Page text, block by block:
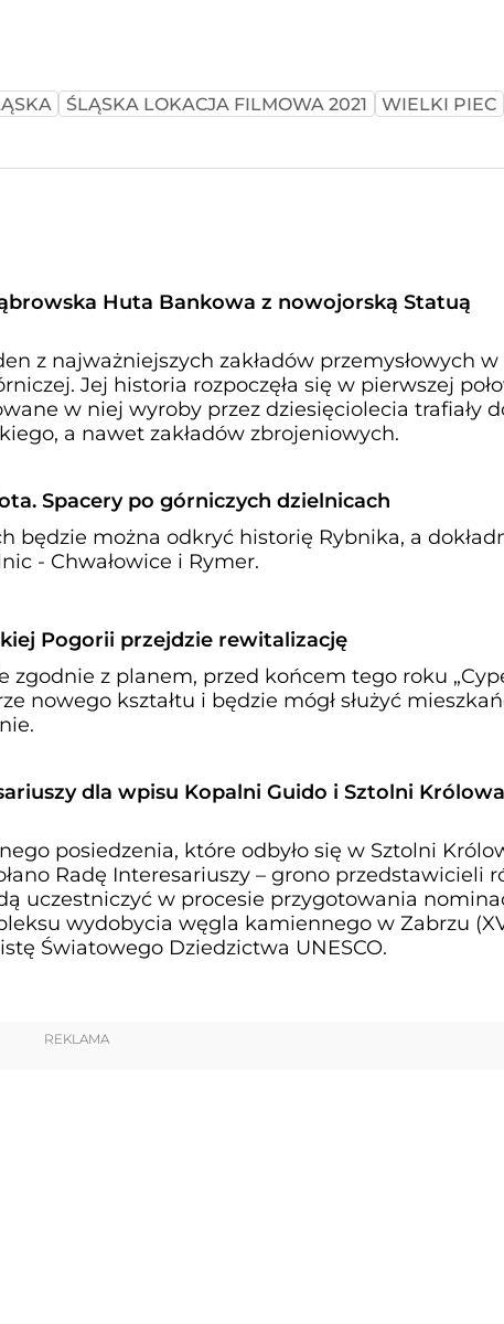
ŚLĄSKA LOKACJA FILMOWA 2021 WIELKI PIEC
Huta Bankowa z nowojorską Statuą
z najważniejszych zakładów przemysłowych w
Jej historia rozpoczęła się w pierwszej
w niej wyroby przez dziesięciolecia trafiały
a nawet zakładów zbrojeniowych.
Spacery po górniczych dzielnicach
będzie można odkryć historię Rybnika, a
- Chwałowice i Rymer.
Pogorii przejdzie rewitalizację
zgodnie z planem, przed końcem tego roku
nowego kształtu i będzie mógł służyć
dla wpisu Kopalni Guido i Sztolni
posiedzenia, które odbyło się w Sztolni
Radę Interesariuszy – grono przedstawicieli
uczestniczyć w procesie przygotowania
wydobycia węgla kamiennego w Zabrzu
Światowego Dziedzictwa UNESCO.
REKLAMA